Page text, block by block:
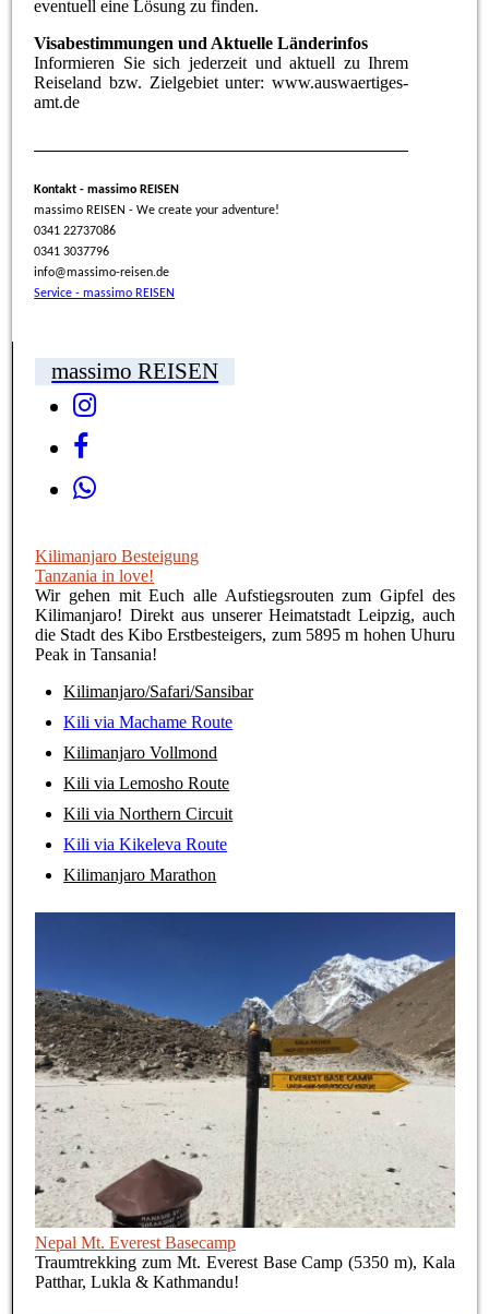
eventuell eine Lösung zu finden.
Visabestimmungen und Aktuelle Länderinfos
Informieren Sie sich jederzeit und aktuell zu Ihrem
Reiseland bzw. Zielgebiet unter: www.auswaertiges-
amt.de
Kontakt - massimo REISEN
massimo REISEN - We create your adventure!
0341 22737086
0341 3037796
info@massimo-reisen.de
Service - massimo REISEN
massimo REISEN
Kilimanjaro Besteigung
Tanzania in love!
Wir gehen mit Euch alle Aufstiegsrouten zum Gipfel des
Kilimanjaro! Direkt aus unserer Heimatstadt Leipzig, auch
die Stadt des Kibo Erstbesteigers, zum 5895 m hohen Uhuru
Peak in Tansania!
Kilimanjaro/Safari/Sansibar
Kili via Machame Route
Kilimanjaro Vollmond
Kili via Lemosho Route
Kili via Northern Circuit
Kili via Kikeleva Route
Kilimanjaro Marathon
Nepal Mt. Everest Basecamp
Traumtrekking zum Mt. Everest Base Camp (5350 m), Kala
Patthar, Lukla & Kathmandu!